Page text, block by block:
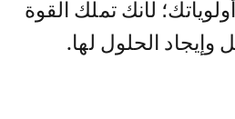
لأنك تملك القوة
وإيجاد الحلول لها.